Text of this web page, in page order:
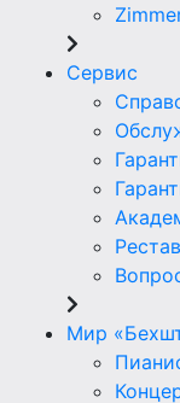
Сервис
Мир